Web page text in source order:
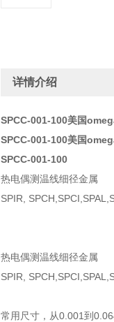
详情介绍
SPCC-001-100美国
SPCC-001-100美国
SPCC-001-100
热电偶测温线细径金属
SPIR,
热电偶测温线细径金属
SPIR,
常用尺寸，从0.001到